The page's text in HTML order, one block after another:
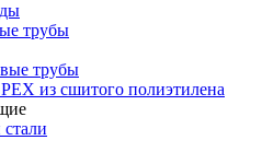
трубы
трубы
из сшитого полиэтилена